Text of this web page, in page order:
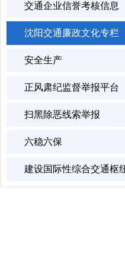
交通企业信誉考核信息
沈阳交通廉政文化专栏
安全生产
正风肃纪监督举报平台
扫黑除恶线索举报
六稳六保
建设国际性综合交通枢